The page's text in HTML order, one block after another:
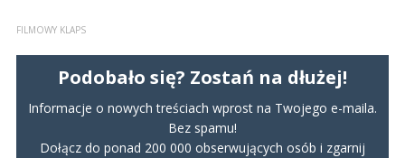
FILMOWY KLAPS
Podobało się? Zostań na dłużej!
Informacje o nowych treściach wprost na Twojego e-maila.
Bez spamu!
Dołącz do ponad 200 000 obserwujących osób i zgarnij